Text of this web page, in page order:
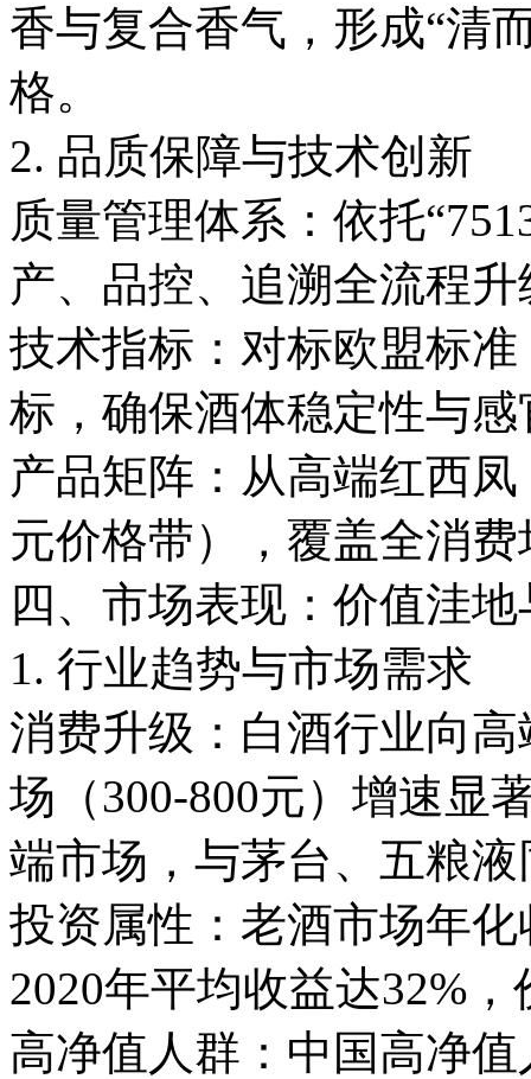
香与复合香气，形成“清
格。
2. 品质保障与技术创新
质量管理体系：依托
产、品控、追溯全流程
技术指标：对标欧盟标
标，确保酒体稳定性与
产品矩阵：从高端红西
元价格带），覆盖全消
四、市场表现：价值洼
1. 行业趋势与市场需求
消费升级：白酒行业向
场（300-800元）增速显
端市场，与茅台、五粮
投资属性：老酒市场年
2020年平均收益达32%
高净值人群：中国高净